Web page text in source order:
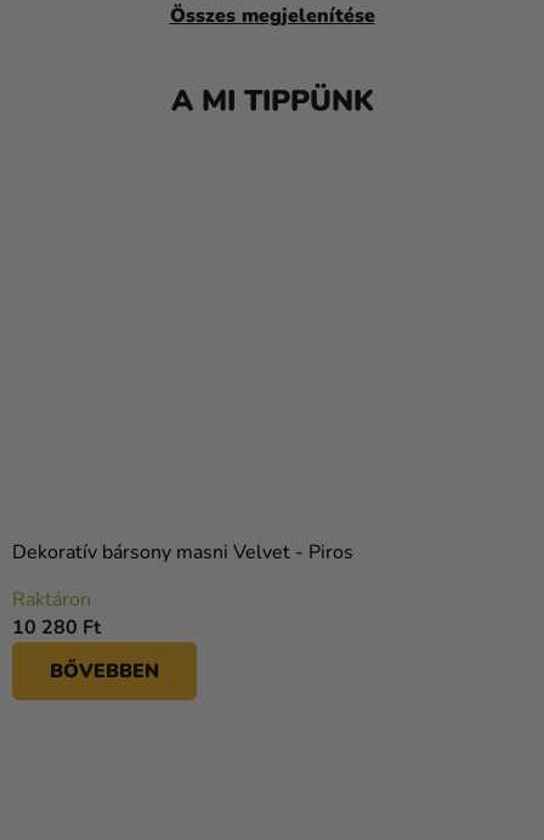
Összes megjelenítése
A MI TIPPÜNK
Dekoratív bársony masni Velvet - Piros
Raktáron
10 280 Ft
BŐVEBBEN